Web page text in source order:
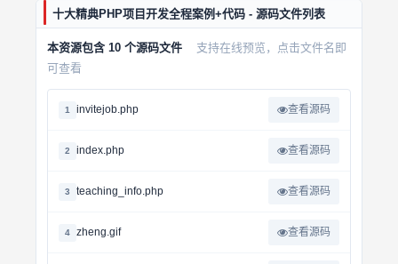
十大精典PHP项目开发全程案例+代码 - 源码文件列表
本资源包含 10 个源码文件
支持在线预览，点击文件名即
可查看
1 invitejob.php 查看源码
2 index.php 查看源码
3 teaching_info.php 查看源码
4 zheng.gif 查看源码